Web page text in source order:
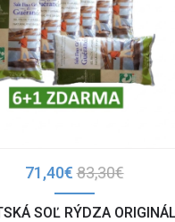
71,40€83,30€
SOĽ RÝDZA ORIGINÁL